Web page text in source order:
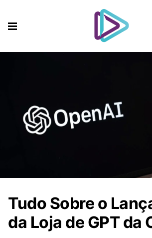
Tudo Sobre o
da Loja de GPT da